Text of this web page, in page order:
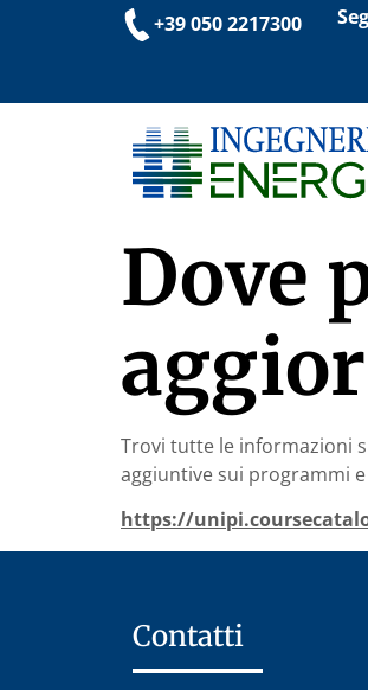
+39 050 2217300
Dove
Trovi tutte le informazioni
aggiuntive sui programmi
https://
Contatti